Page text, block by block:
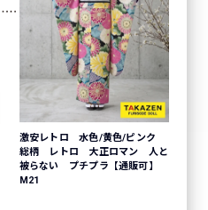
激安レトロ 水色/黄色/ピンク
総柄 レトロ 大正ロマン 人と
被らない プチプラ【通販可】
M21